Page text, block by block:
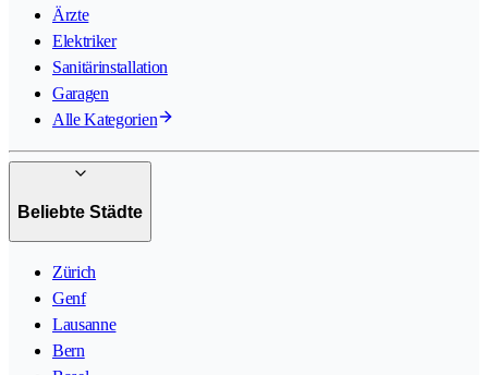
Ärzte
Elektriker
Sanitärinstallation
Garagen
Alle Kategorien
Beliebte Städte
Zürich
Genf
Lausanne
Bern